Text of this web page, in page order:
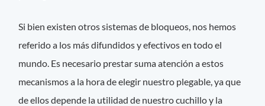
Si bien existen otros sistemas de bloqueos, nos hemos
referido a los más difundidos y efectivos en todo el
mundo. Es necesario prestar suma atención a estos
mecanismos a la hora de elegir nuestro plegable, ya que
de ellos depende la utilidad de nuestro cuchillo y la